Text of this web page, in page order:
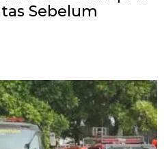
Sebelum